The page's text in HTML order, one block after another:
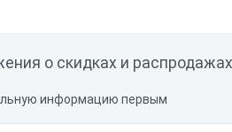
о скидках и
информацию первым